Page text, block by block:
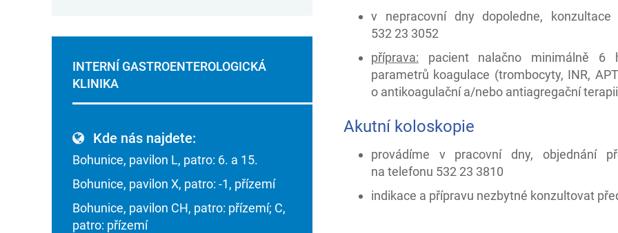
v nepracovní dny dopoledne,
532 23 3052
příprava:
pacient nalačno minimálně 6
parametrů koagulace (trombocyty, INR,
o antikoagulační a/nebo antiagregační
Akutní koloskopie
provádíme v pracovní dny, objednání
na telefonu 532 23 3810
indikace a přípravu nezbytné konzultovat
INTERNÍ GASTROENTEROLOGICKÁ
KLINIKA
Kde nás najdete:
Bohunice, pavilon L, patro: 6. a 15.
Bohunice, pavilon X, patro: -1, přízemí
Bohunice, pavilon CH, patro: přízemí; C,
patro: přízemí